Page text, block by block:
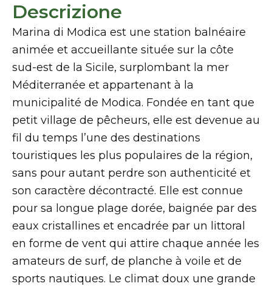
Descrizione
Marina di Modica est une station balnéaire
animée et accueillante située sur la côte
sud-est de la Sicile, surplombant la mer
Méditerranée et appartenant à la
municipalité de Modica. Fondée en tant que
petit village de pêcheurs, elle est devenue au
fil du temps l’une des destinations
touristiques les plus populaires de la région,
sans pour autant perdre son authenticité et
son caractère décontracté. Elle est connue
pour sa longue plage dorée, baignée par des
eaux cristallines et encadrée par un littoral
en forme de vent qui attire chaque année les
amateurs de surf, de planche à voile et de
sports nautiques. Le climat doux une grande